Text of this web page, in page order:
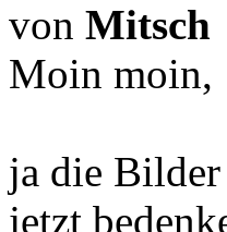
von Mitsch
Moin moin,
ja die Bilder
jetzt